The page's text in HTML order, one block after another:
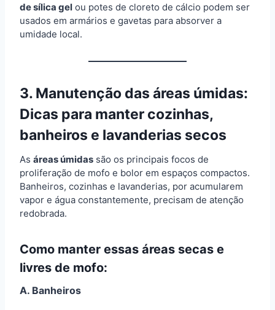
de sílica gel ou potes de cloreto de cálcio podem ser
usados em armários e gavetas para absorver a
umidade local.
3. Manutenção das áreas úmidas:
Dicas para manter cozinhas,
banheiros e lavanderias secos
As áreas úmidas são os principais focos de
proliferação de mofo e bolor em espaços compactos.
Banheiros, cozinhas e lavanderias, por acumularem
vapor e água constantemente, precisam de atenção
redobrada.
Como manter essas áreas secas e
livres de mofo:
A. Banheiros